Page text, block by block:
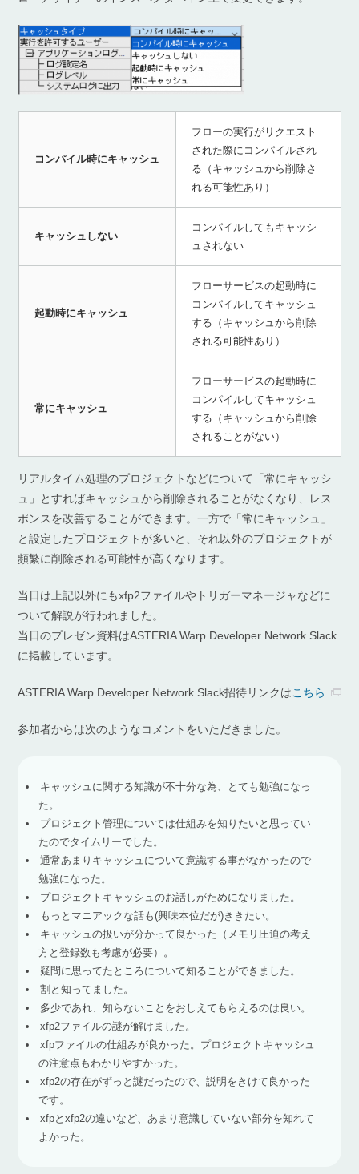
コンパイル時にキャッシュ
フローの実行がリクエスト
された際にコンパイルされ
る（キャッシュから削除さ
れる可能性あり）
キャッシュしない
コンパイルしてもキャッシ
ュされない
起動時にキャッシュ
フローサービスの起動時に
コンパイルしてキャッシュ
する（キャッシュから削除
される可能性あり）
常にキャッシュ
フローサービスの起動時に
コンパイルしてキャッシュ
する（キャッシュから削除
されることがない）
リアルタイム処理のプロジェクトなどについて「常にキャッシ
ュ」とすればキャッシュから削除されることがなくなり、レス
ポンスを改善することができます。一方で「常にキャッシュ」
と設定したプロジェクトが多いと、それ以外のプロジェクトが
頻繁に削除される可能性が高くなります。
当日は上記以外にもxfp2ファイルやトリガーマネージャなどに
ついて解説が行われました。
当日のプレゼン資料はASTERIA Warp Developer Network Slack
に掲載しています。
ASTERIA Warp Developer Network Slack招待リンクはこちら
参加者からは次のようなコメントをいただきました。
キャッシュに関する知識が不十分な為、とても勉強になっ
た。
プロジェクト管理については仕組みを知りたいと思ってい
たのでタイムリーでした。
通常あまりキャッシュについて意識する事がなかったので
勉強になった。
プロジェクトキャッシュのお話しがためになりました。
もっとマニアックな話も(興味本位だが)ききたい。
キャッシュの扱いが分かって良かった（メモリ圧迫の考え
方と登録数も考慮が必要）。
疑問に思ってたところについて知ることができました。
割と知ってました。
多少であれ、知らないことをおしえてもらえるのは良い。
xfp2ファイルの謎が解けました。
xfpファイルの仕組みが良かった。プロジェクトキャッシュ
の注意点もわかりやすかった。
xfp2の存在がずっと謎だったので、説明をきけて良かった
です。
xfpとxfp2の違いなど、あまり意識していない部分を知れて
よかった。